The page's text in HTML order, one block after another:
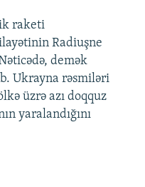
raketi
Radiuşne
demək
Ukrayna rəsmiləri
üzrə azı doqquz
yaralandığını